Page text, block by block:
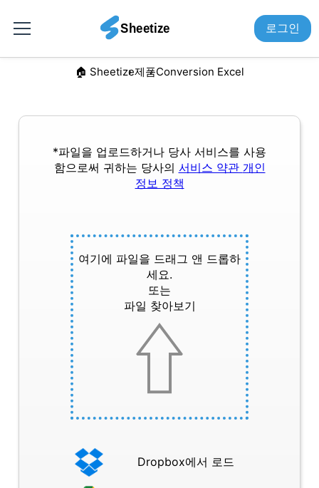
로그인
🏠︎ Sheetize제품Conversion Excel
*파일을 업로드하거나 당사 서비스를 사용
함으로써 귀하는 당사의 서비스 약관 개인
정보 정책
여기에 파일을 드래그 앤 드롭하
세요.
또는
파일 찾아보기
Dropbox에서 로드